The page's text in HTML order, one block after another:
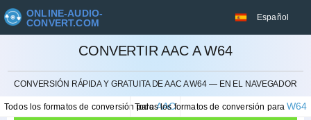
ONLINE-AUDIO-
CONVERT.COM
Español
CONVERTIR AAC A W64
CONVERSIÓN RÁPIDA Y GRATUITA DE AAC A W64 — EN EL NAVEGADOR
Todos los formatos de conversión paraAAC
Todos los formatos de conversión paraW64
CANCELAR